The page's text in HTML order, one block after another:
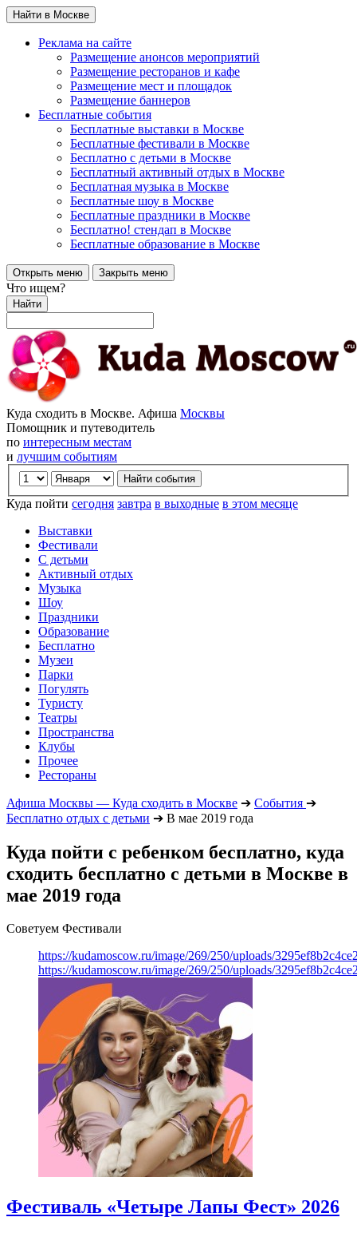
Найти в Москве
Реклама на сайте
Размещение анонсов мероприятий
Размещение ресторанов и кафе
Размещение мест и площадок
Размещение баннеров
Бесплатные события
Бесплатные выставки в Москве
Бесплатные фестивали в Москве
Бесплатно с детьми в Москве
Бесплатный активный отдых в Москве
Бесплатная музыка в Москве
Бесплатные шоу в Москве
Бесплатные праздники в Москве
Бесплатно! стендап в Москве
Бесплатные образование в Москве
Открыть меню Закрыть меню
Что ищем?
Найти
Куда сходить в Москве. Афиша Москвы
Помощник и путеводитель
по интересным местам
и лучшим событиям
Куда пойти сегодня завтра в выходные в этом месяце
Выставки
Фестивали
С детьми
Активный отдых
Музыка
Шоу
Праздники
Образование
Бесплатно
Музеи
Парки
Погулять
Туристу
Театры
Пространства
Клубы
Прочее
Рестораны
Афиша Москвы — Куда сходить в Москве ➔ События ➔
Бесплатно отдых с детьми ➔ В мае 2019 года
Куда пойти с ребенком бесплатно, куда
сходить бесплатно с детьми в Москве в
мае 2019 года
Советуем Фестивали
https://kudamoscow.ru/image/269/250/uploads/
https://kudamoscow.ru/image/269/250/uploads/
Фестиваль «Четыре Лапы Фест» 2026